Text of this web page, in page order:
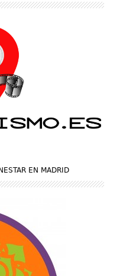
EN MADRID